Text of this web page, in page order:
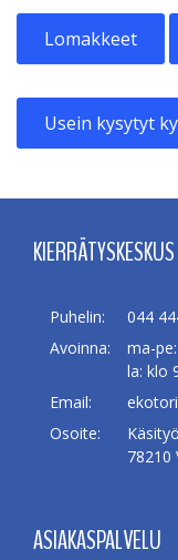
Lomakkeet
Usein kysytyt
Puhelin:
044
Avoinna:
ma-
la: klo
Email:
Osoite:
78210
ASIAKASPALVELU